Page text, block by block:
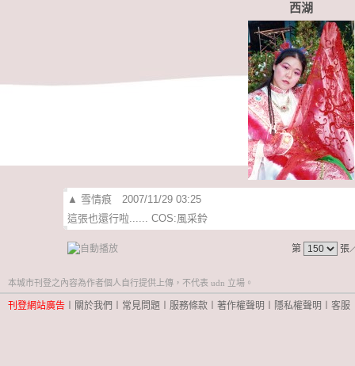
西湖
▲ 雪情痕
2007/11/29 03:25
這張也還行啦...... COS:風采鈴
第 張
本城市刊登之內容為作者個人自行提供上傳，不代表 udn 立場。
刊登網站廣告 關於我們 常見問題 服務條款 著作權聲明 隱私權聲明 客服